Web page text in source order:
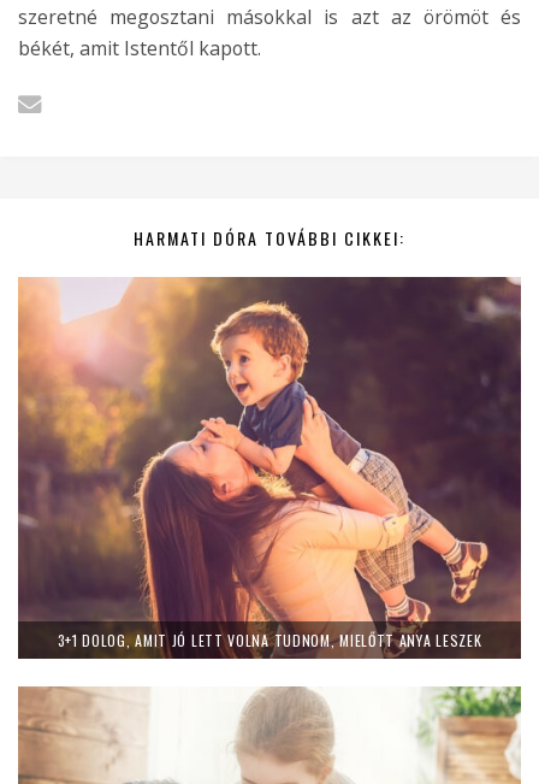
szeretné megosztani másokkal is azt az örömöt és
békét, amit Istentől kapott.
HARMATI DÓRA TOVÁBBI CIKKEI:
3+1 DOLOG, AMIT JÓ LETT VOLNA TUDNOM, MIELŐTT ANYA LESZEK